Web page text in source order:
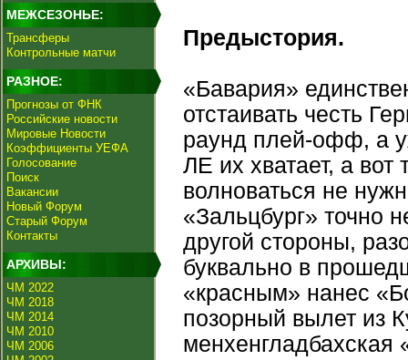
МЕЖСЕЗОНЬЕ:
Трансферы
Контрольные матчи
РАЗНОЕ:
Прогнозы от ФНК
Российские новости
Мировые Новости
Коэффициенты УЕФА
Голосование
Поиск
Вакансии
Новый Форум
Старый Форум
Контакты
АРХИВЫ:
ЧМ 2022
ЧМ 2018
ЧМ 2014
ЧМ 2010
ЧМ 2006
Предыстория.
«Бавария»
отстаивать честь
раунд плей-офф, а
ЛЕ их хватает, а
волноваться не
«Зальцбург» точно
другой стороны,
буквально в
«красным» нанес
позорный вылет из
менхенгладбахская